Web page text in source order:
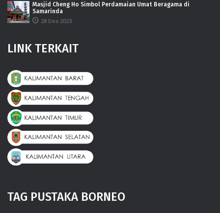
Masjid Cheng Ho Simbol Perdamaian Umat Beragama di
Samarinda
28 Des 2023
LINK TERKAIT
TAG PUSTAKA BORNEO